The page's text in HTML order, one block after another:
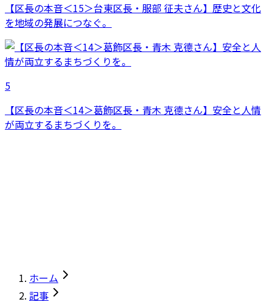
【区長の本音＜15＞台東区長・服部 征夫さん】歴史と文化
を地域の発展につなぐ。
5
【区長の本音＜14＞葛飾区長・青木 克德さん】安全と人情
が両立するまちづくりを。
ホーム
記事